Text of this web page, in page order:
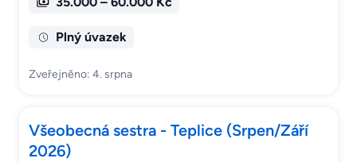
Plný úvazek
Zveřejněno: 4. srpna
Všeobecná sestra - Teplice (Srpen/Září
2026)